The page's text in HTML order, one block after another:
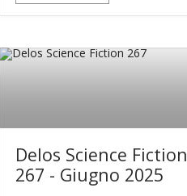
Delos Science Fiction
267 - Giugno 2025